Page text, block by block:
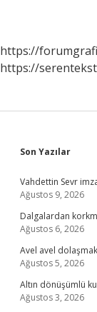
https://
https://
Son Yazılar
Vahdettin Sevr
Ağustos 9, 2026
Dalgalardan
Ağustos 6, 2026
Avel avel
Ağustos 5, 2026
Altın dönüşümlü
Ağustos 3, 2026